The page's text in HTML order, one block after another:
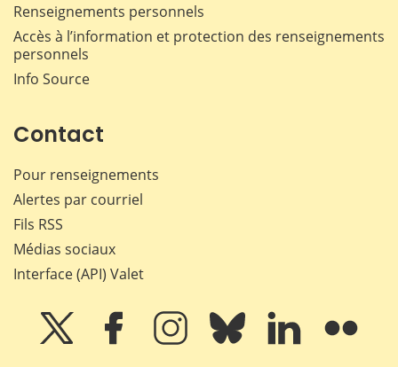
Renseignements personnels
Accès à l’information et protection des renseignements
personnels
Info Source
Contact
Pour renseignements
Alertes par courriel
Fils RSS
Médias sociaux
Interface (API) Valet